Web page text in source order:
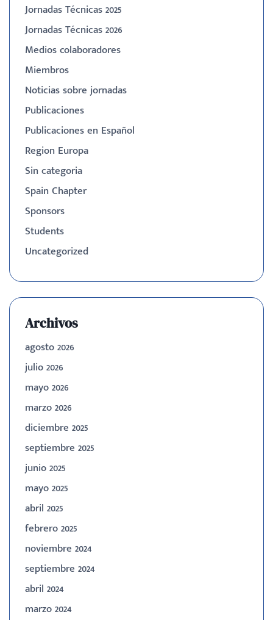
Jornadas Técnicas 2025
Jornadas Técnicas 2026
Medios colaboradores
Miembros
Noticias sobre jornadas
Publicaciones
Publicaciones en Español
Region Europa
Sin categoria
Spain Chapter
Sponsors
Students
Uncategorized
Archivos
agosto 2026
julio 2026
mayo 2026
marzo 2026
diciembre 2025
septiembre 2025
junio 2025
mayo 2025
abril 2025
febrero 2025
noviembre 2024
septiembre 2024
abril 2024
marzo 2024